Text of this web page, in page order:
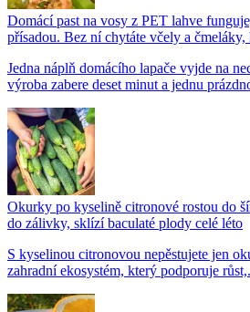
Domácí past na vosy z PET lahve
přísadou. Bez ní chytáte včely a čmeláky,
Jedna náplň domácího lapače vyjde na
výroba zabere deset minut a jednu
Okurky po kyselině citronové rostou do
do zálivky, sklízí baculaté plody celé léto
S kyselinou citronovou nepěstujete jen
zahradní ekosystém, který podporuje